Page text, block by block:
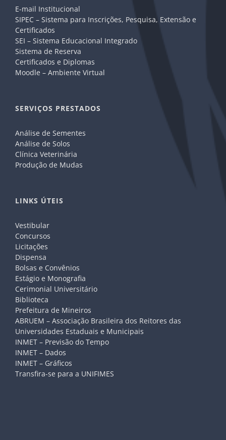
E-mail Institucional
SIPEC – Sistema para Inscrições, Pesquisa, Extensão e
Certificados
SEI – Sistema Educacional Integrado
Sistema de Reserva
Certificados e Diplomas
Moodle – Ambiente Virtual
SERVIÇOS PRESTADOS
Análise de Sementes
Análise de Solos
Clínica Veterinária
Produção de Mudas
LINKS ÚTEIS
Vestibular
Concursos
Licitações
Dispensa
Bolsas e Convênios
Estágio e Monografia
Cerimonial Universitário
Biblioteca
Prefeitura de Mineiros
ABRUEM – Associação Brasileira dos Reitores das
Universidades Estaduais e Municipais
INMET – Previsão do Tempo
INMET – Dados
INMET – Gráficos
Transfira-se para a UNIFIMES